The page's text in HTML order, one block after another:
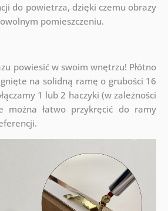
do powietrza, dzięki czemu obrazy
pomieszczeniu.
powiesić w swoim wnętrzu! Płótno
na solidną ramę o grubości 16
1 lub 2 haczyki (w zależności
można łatwo przykręcić do ramy